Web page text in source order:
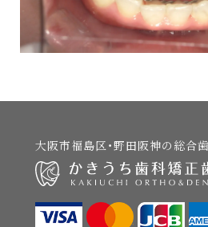
大阪市福島区・野田阪神の総合